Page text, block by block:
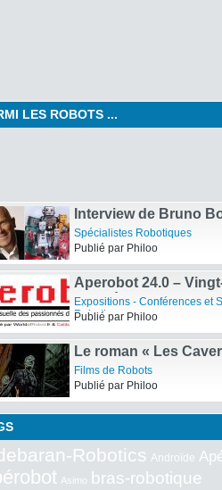
LES ROBOTS ...
Interview de Bruno
par 20 Minutes: « Les
vont transformer notre
quotidien, comme
les téléphones
Spécialistes Robotiques
Publié par Philoo
Aperobot 24.0 –
quatrième Edition de
Rencontre mensuelle
passionnés de
Expositions - Conférences et
Robotiques
Publié par Philoo
Le roman « Les
d’Acier » d’Asimov
au cinéma
Films de Robots
Publié par Philoo
Robotics Androïde
Asimo bras-robotique